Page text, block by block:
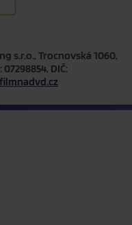
s.r.o., Trocnovská 1060,
DIČ: